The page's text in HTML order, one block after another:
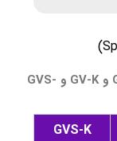
مشخصات پمپ لجن کش گرین سری GVH و GV-K و GVS-
GVS-K